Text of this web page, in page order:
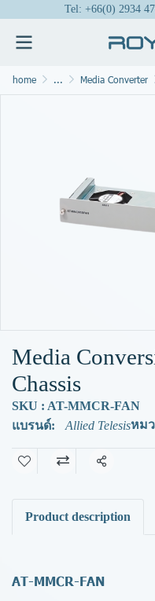
Tel: +66(0) 2934
home ... Media Converter
Media
Chassis
SKU : AT-MMCR-FAN
แบรนด์:
Allied Telesisหม
แชร์
Product description
AT-MMCR-FAN